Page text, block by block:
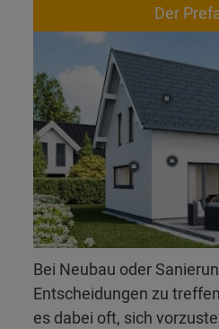
Der
Bei Neubau oder
Entscheidungen zu
es dabei oft, sich